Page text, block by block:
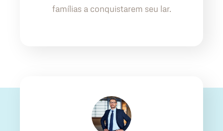
famílias a conquistarem seu lar.